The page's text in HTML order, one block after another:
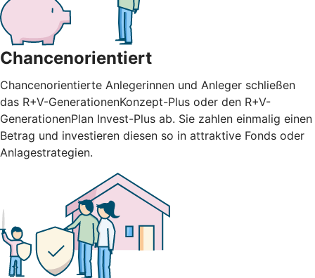
Chancenorientiert
Chancenorientierte Anlegerinnen und Anleger schließen
das R+V-GenerationenKonzept-Plus oder den R+V-
GenerationenPlan Invest-Plus ab. Sie zahlen einmalig einen
Betrag und investieren diesen so in attraktive Fonds oder
Anlagestrategien.